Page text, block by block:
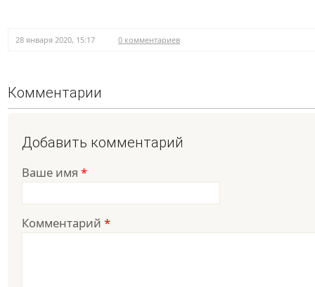
28 января 2020, 15:17 0 комментариев
Комментарии
Добавить комментарий
Ваше имя *
Комментарий *